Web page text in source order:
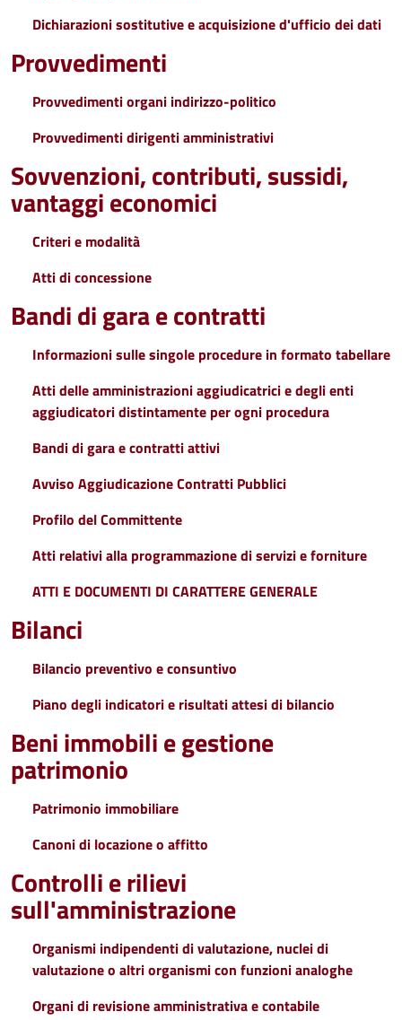
Dichiarazioni sostitutive e acquisizione d'ufficio dei dati
Provvedimenti
Provvedimenti organi indirizzo-politico
Provvedimenti dirigenti amministrativi
Sovvenzioni, contributi, sussidi,
vantaggi economici
Criteri e modalità
Atti di concessione
Bandi di gara e contratti
Informazioni sulle singole procedure in formato tabellare
Atti delle amministrazioni aggiudicatrici e degli enti
aggiudicatori distintamente per ogni procedura
Bandi di gara e contratti attivi
Avviso Aggiudicazione Contratti Pubblici
Profilo del Committente
Atti relativi alla programmazione di servizi e forniture
ATTI E DOCUMENTI DI CARATTERE GENERALE
Bilanci
Bilancio preventivo e consuntivo
Piano degli indicatori e risultati attesi di bilancio
Beni immobili e gestione
patrimonio
Patrimonio immobiliare
Canoni di locazione o affitto
Controlli e rilievi
sull'amministrazione
Organismi indipendenti di valutazione, nuclei di
valutazione o altri organismi con funzioni analoghe
Organi di revisione amministrativa e contabile